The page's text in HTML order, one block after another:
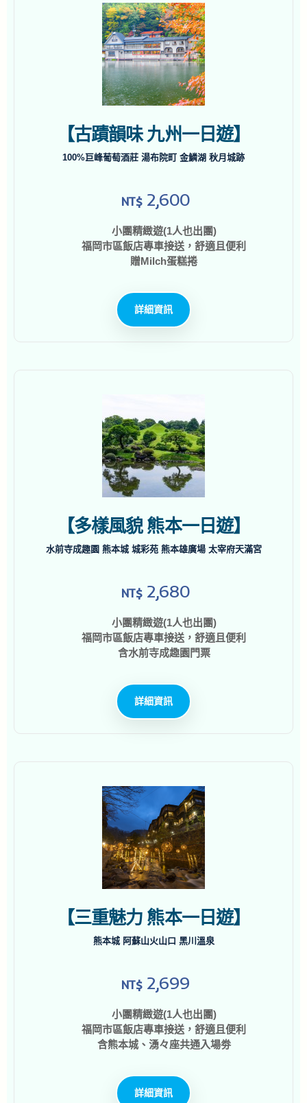
【古蹟韻味 九州一日遊】
100%巨峰葡萄酒莊 湯布院町 金鱗湖 秋月城跡
NT$ 2,600
小團精緻遊(1人也出團)
福岡市區飯店專車接送，舒適且便利
贈Milch蛋糕捲
詳細資訊
【多樣風貌 熊本一日遊】
水前寺成趣園 熊本城 城彩苑 熊本雄廣場 太宰府天滿宮
NT$ 2,680
小團精緻遊(1人也出團)
福岡市區飯店專車接送，舒適且便利
含水前寺成趣園門票
詳細資訊
【三重魅力 熊本一日遊】
熊本城 阿蘇山火山口 黑川溫泉
NT$ 2,699
小團精緻遊(1人也出團)
福岡市區飯店專車接送，舒適且便利
含熊本城、湧々座共通入場劵
詳細資訊